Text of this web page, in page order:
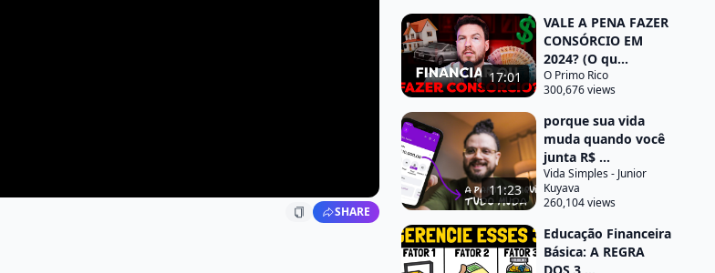
SHARE
17:01
VALE A PENA FAZER
CONSÓRCIO EM
2024? (O qu...
O Primo Rico
300,676 views
11:23
porque sua vida
muda quando você
junta R$ ...
Vida Simples - Junior
Kuyava
260,104 views
Educação Financeira
Básica: A REGRA